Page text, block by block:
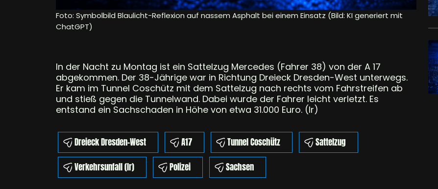
Foto: Symbolbild Blaulicht-Reflexion auf nassem Asphalt bei einem Einsatz (Bild: KI generiert mit
ChatGPT)
In der Nacht zu Montag ist ein Sattelzug Mercedes (Fahrer 38) von der A 17
abgekommen. Der 38-Jährige war in Richtung Dreieck Dresden-West unterwegs.
Er kam im Tunnel Coschütz mit dem Sattelzug nach rechts vom Fahrstreifen ab
und stieß gegen die Tunnelwand. Dabei wurde der Fahrer leicht verletzt. Es
entstand ein Sachschaden in Höhe von etwa 31.000 Euro. (lr)
Dreieck Dresden-West A17 Tunnel Coschütz
Sattelzug
Verkehrsunfall (lr)
Polizei Sachsen